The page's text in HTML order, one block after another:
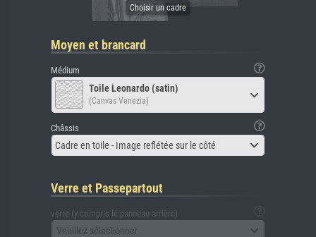
Moyen et brancard
Médium
Toile Leonardo (satin)
(Canvas Venezia)
Châssis
Cadre en toile - Image reflétée sur le côté
Verre et Passepartout
verre (y compris le panneau arrière)
Veuillez sélectionner